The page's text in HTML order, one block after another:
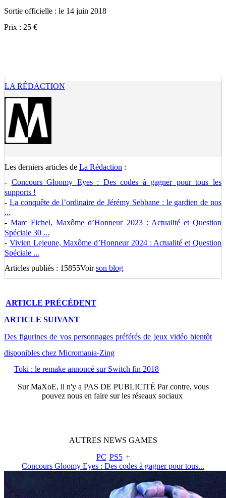
Sortie officielle : le 14 juin 2018
Prix : 25 €
LA RÉDACTION
Les derniers articles de La Rédaction :
- Concours Gloomy Eyes : Des codes à gagner pour tous les
supports !
- La conquête de l’ordinaire de Jérémy Sebbane : le gardien de nos
...
-Marc Fichel, Maxôme d’Honneur 2023 : Actualité et Question
Spéciale 30 ...
- Vivien Lejeune, Maxôme d’Honneur 2024 : Actualité et Question
Spéciale ...
Articles publiés : 15855Voirson blog
ARTICLE PRÉCÉDENT
ARTICLE SUIVANT
Des figurines de vos personnages préférés de jeux vidéo bientôt
disponibles chez Micromania-Zing
Toki : le remake annoncé sur Switch fin 2018
SurMaXoE, il n'y a PAS DE PUBLICITÉ Par contre, vous
pouvez nous en faire sur les réseaux sociaux
AUTRES NEWS GAMES
PC PS5 +
Concours Gloomy Eyes : Des codes à gagner pour tous...